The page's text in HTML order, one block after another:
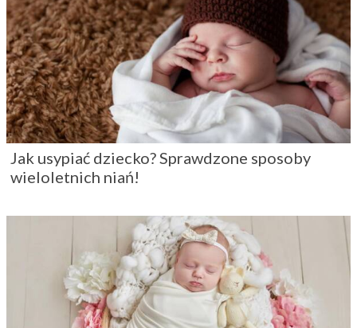
Jak usypiać dziecko? Sprawdzone sposoby
wieloletnich niań!